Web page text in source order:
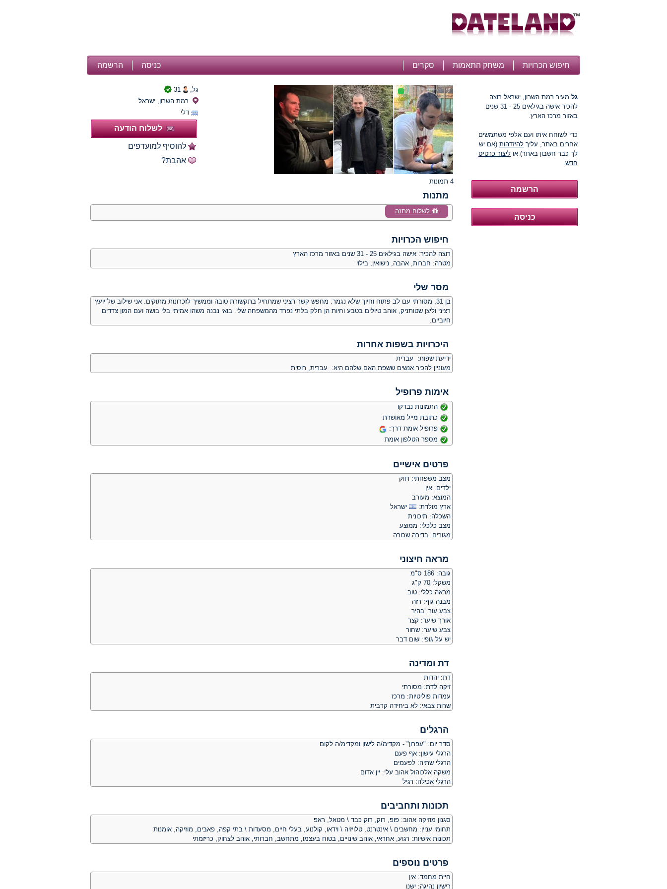
חיפוש הכרויות משחק התאמות סקרים הרשמה כניסה
גל מעיר רמת השרון, ישראל רוצה
להכיר אישה בגילאים 25 - 31 שנים
באזור מרכז הארץ.
כדי לשוחח איתו ועם אלפי משתמשים
אחרים באתר, עליך להיזדהות (אם יש
לך כבר חשבון באתר) או ליצור כרטיס
חדש.
4 תמונות
גל,
31
רמת השרון, ישראל
דלי
לשלוח הודעה
להוסיף למועדפים
אהבת?
מתנות
לשלוח מתנה
חיפוש הכרויות
רוצה להכיר: אישה בגילאים 25 - 31 שנים באזור מרכז הארץ
מטרה: חברות, אהבה, נישואין, בילוי
מסר שלי
בן 31, מסורתי עם לב פתוח וחיוך שלא נגמר. מחפש קשר רציני שמתחיל בתקשורת טובה וממשיך לזכרונות מתוקים. אני שילוב של יועץ
רציני וליצן שטותניק, אוהב טיולים בטבע וחיות הן חלק בלתי נפרד מהמשפחה שלי. בואי נבנה משהו אמיתי בלי בושה ועם המון צדדים
חיוביים.
היכרויות בשפות אחרות
ידיעת שפות: עברית
מעוניין להכיר אנשים ששפת האם שלהם היא: עברית, רוסית
אימות פרופיל
התמונות נבדקו
כתובת מייל מאושרת
פרופיל אומת דרך:
מספר הטלפון אומת
פרטים אישיים
מצב משפחתי: רווק
ילדים: אין
המוצא: מעורב
ארץ מולדת:
ישראל
השכלה: תיכונית
מצב כלכלי: ממוצע
מגורים: בדירה שכורה
מראה חיצוני
גובה: 186 ס"מ
משקל: 70 ק"ג
מראה כללי: טוב
מבנה גוף: רזה
צבע עור: בהיר
אורך שיער: קצר
צבע שיער: שחור
יש על גופי: שום דבר
דת ומדינה
דת: יהדות
זיקה לדת: מסורתי
עמדות פוליטיות: מרכז
שרות צבאי: לא ביחידה קרבית
הרגלים
סדר יום: "עפרון" - מקדימ/ה לישון ומקדימ/ה לקום
הרגלי עישון: אף פעם
הרגלי שתיה: לפעמים
משקה אלכוהול אהוב עלי: יין אדום
הרגלי אכילה: רגיל
תכונות ותחביבים
סגנון מוזיקה אהוב: פופ, רוק, רוק כבד \ מטאל, ראפ
תחומי עניין: מחשבים \ אינטרנט, טלויזיה \ וידאו, קולנוע, בעלי חיים, מסעדות \ בתי קפה, פאבים, מוזיקה, אומנות
תכונות אישיות: רגוע, אחראי, אוהב שינויים, בטוח בעצמו, מתחשב, חברותי, אוהב לצחוק, כריזמתי
פרטים נוספים
חיית מחמד: אין
רישיון נהיגה: ישנו